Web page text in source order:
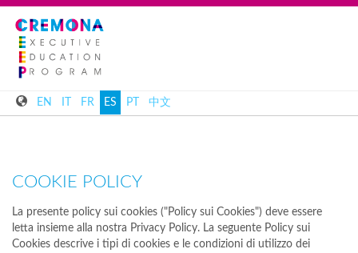
EN FR ES PT 中文
COOKIE POLICY
La presente policy sui cookies ("Policy sui Cookies") deve essere
letta insieme alla nostra Privacy Policy. La seguente Policy sui
Cookies descrive i tipi di cookies e le condizioni di utilizzo dei